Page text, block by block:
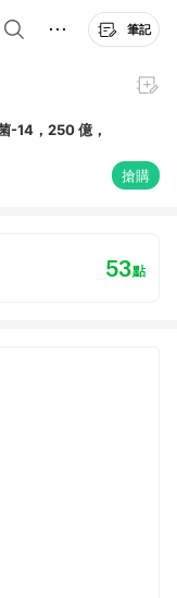
筆記
-14，250 億，
搶購
53點